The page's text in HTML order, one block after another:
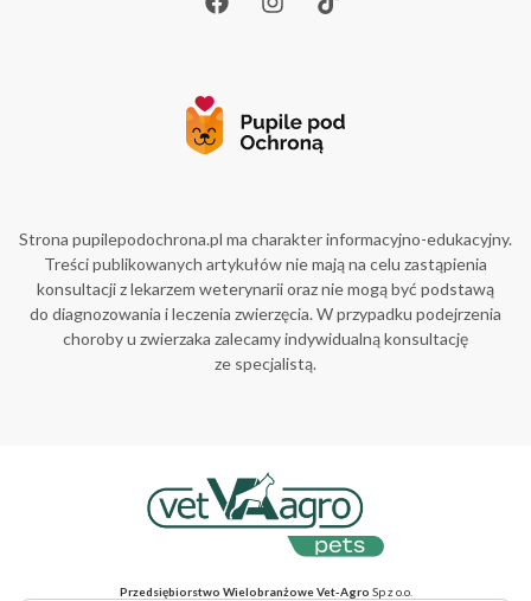
Strona pupilepodochrona.pl ma charakter informacyjno-edukacyjny.
Treści publikowanych artykułów nie mają na celu zastąpienia
konsultacji z lekarzem weterynarii oraz nie mogą być podstawą
do diagnozowania i leczenia zwierzęcia. W przypadku podejrzenia
choroby u zwierzaka zalecamy indywidualną konsultację
ze specjalistą.
Przedsiębiorstwo Wielobranżowe Vet-Agro Sp z o.o.